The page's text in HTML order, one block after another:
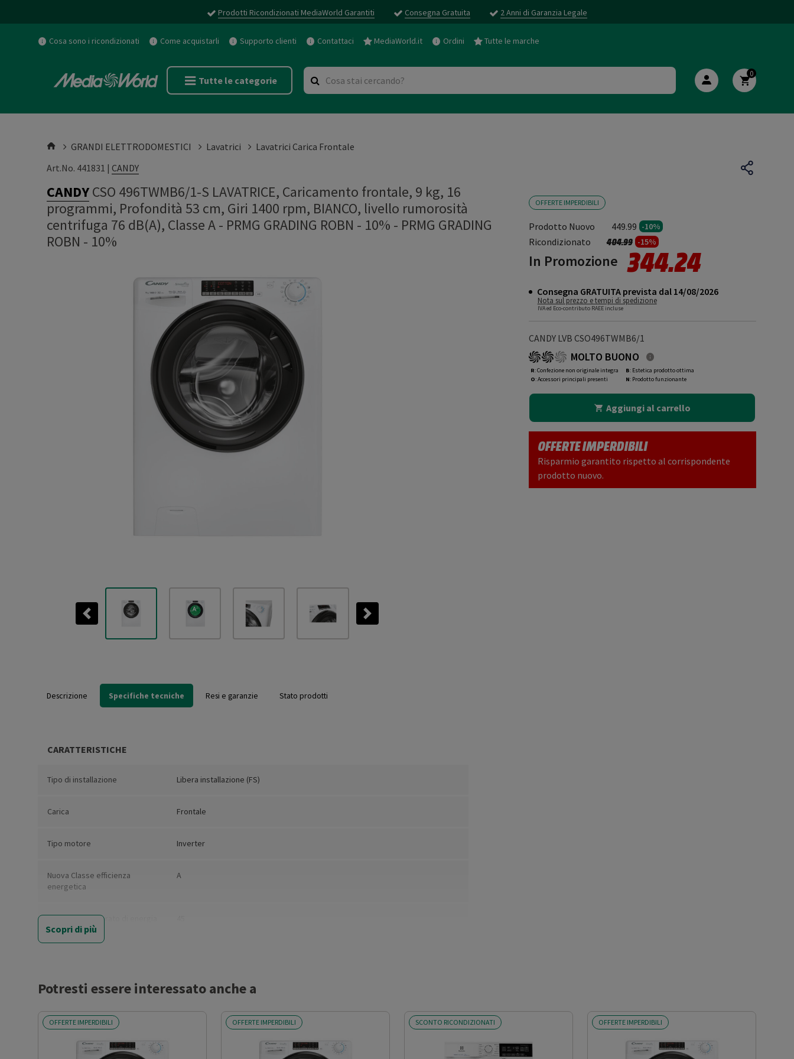
Prodotti Ricondizionati MediaWorld Garantiti Consegna Gratuita 2 Anni di Garanzia Legale
Cosa sono i ricondizionati Come acquistarli Supporto clienti Contattaci MediaWorld.it Ordini Tutte le marche
Tutte le categorie
0
GRANDI ELETTRODOMESTICI Lavatrici
Lavatrici Carica Frontale
Art.No. 441831 | CANDY
CANDYCSO 496TWMB6/1-S LAVATRICE, Caricamento frontale, 9 kg, 16
programmi, Profondità 53 cm, Giri 1400 rpm, BIANCO, livello rumorosità
centrifuga 76 dB(A), Classe A - PRMG GRADING ROBN - 10% - PRMG GRADING
ROBN - 10%
Previous Next
OFFERTE IMPERDIBILI
Prodotto Nuovo 449.99 -10%
Ricondizionato Prezzo ridotto da
404.99a-15%
In Promozione 344.24
Consegna GRATUITA prevista dal 14/08/2026
Nota sul prezzo e tempi di spedizione
IVA ed Eco-contributo RAEE incluse
CANDY LVB CSO496TWMB6/1
MOLTO BUONO
R: Confezione non originale integra
O: Accessori principali presenti
B: Estetica prodotto ottima
N: Prodotto funzionante
Aggiungi al carrello
OFFERTE IMPERDIBILI
Risparmio garantito rispetto al corrispondente
prodotto nuovo.
Descrizione Specifiche tecniche Resi e garanzie Stato prodotti
CARATTERISTICHE
Tipo di installazione Libera installazione (FS)
Carica Frontale
Tipo motore Inverter
Nuova Classe efficienza
energetica
A
Consumo ponderato di energia
per 100 cicli (kWh)
60 alla capacità nominale
(ore,min)
Scopri di più
Potresti essere interessato anche a
OFFERTE IMPERDIBILI OFFERTE IMPERDIBILI SCONTO RICONDIZIONATI OFFERTE IMPERDIBILI